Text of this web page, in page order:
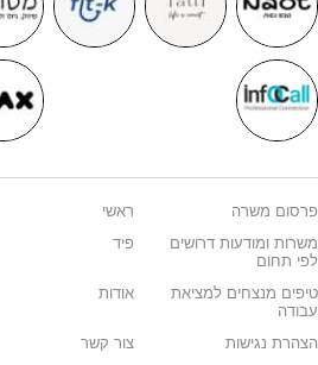
פרסום משרה
ראשי
משרות ומודעות דרושים
לפי תחום
פיד
טיפים מנצחים למציאת
עבודה
אודות
הצהרת נגישות
צור קשר